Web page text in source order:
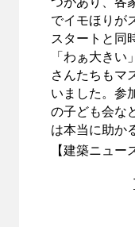
でイモほりが
スタートと同
「わぁ大き
さんたちもマ
いました。参
の子ども会な
は本当に助か
【建築ニュー